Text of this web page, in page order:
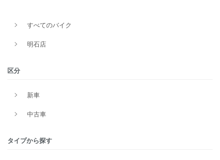
すべてのバイク
明石店
区分
新車
中古車
タイプから探す
排気量